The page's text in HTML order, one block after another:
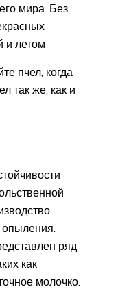
мира. Без
и летом
пчел, когда
так же, как и
опыления.
ряд
как
молочко.